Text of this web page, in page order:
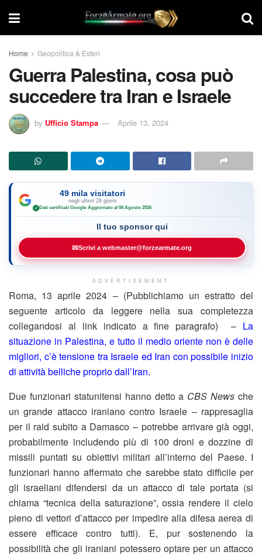
Home Geopolitica & Esteri
Guerra Palestina, cosa può
succedere tra Iran e Israele
by Ufficio Stampa Aprile 13, 2024
49 mila visitatori
negli ultimi 28 giorni
✓ Dati certificati Google·Aggiornato al 06 Agosto 2026
Il tuo sponsor qui
✉Scrivi a webmaster@forzearmate.org
ADVERTISEMENT
Roma, 13 aprile 2024 – (Pubblichiamo un estratto del
seguente articolo da leggere nella sua completezza
collegandosi al link indicato a fine paragrafo) – La
situazione in Palestina, e tutto il medio oriente non è delle
migliori, c’è tensione tra Israele ed Iran con possibile inizio
di attività belliche proprio dall’Iran.
Due funzionari statunitensi hanno detto a CBS News che
un grande attacco iraniano contro Israele – rappresaglia
per il raid subito a Damasco – potrebbe arrivare già oggi,
probabilmente includendo più di 100 droni e dozzine di
missili puntati su obiettivi militari all’interno del Paese. I
funzionari hanno affermato che sarebbe stato difficile per
gli israeliani difendersi da un attacco di tale portata (si
chiama “tecnica della saturazione”, ossia rendere il cielo
pieno di vettori d’attacco per impedire alla difesa aerea di
essere efficace contro tutti). E, pur sostenendo la
possibilità che gli iraniani potessero optare per un attacco